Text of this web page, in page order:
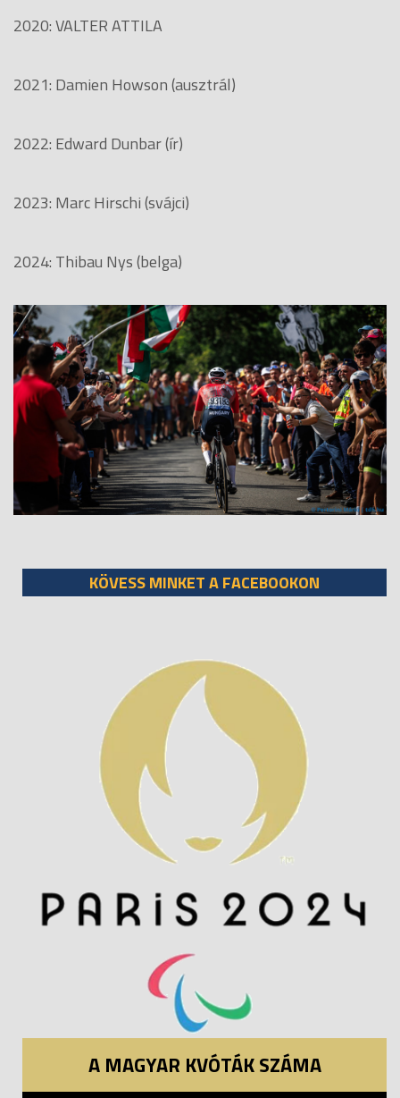
2020: VALTER ATTILA
2021: Damien Howson (ausztrál)
2022: Edward Dunbar (ír)
2023: Marc Hirschi (svájci)
2024: Thibau Nys (belga)
KÖVESS MINKET A FACEBOOKON
A MAGYAR KVÓTÁK SZÁMA